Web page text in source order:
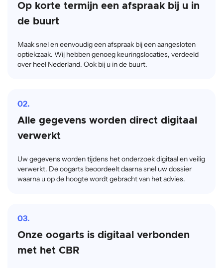
Op korte termijn een afspraak bij u in
de buurt
Maak snel en eenvoudig een afspraak bij een aangesloten
optiekzaak. Wij hebben genoeg keuringslocaties, verdeeld
over heel Nederland. Ook bij u in de buurt.
02.
Alle gegevens worden direct digitaal
verwerkt
Uw gegevens worden tijdens het onderzoek digitaal en veilig
verwerkt. De oogarts beoordeelt daarna snel uw dossier
waarna u op de hoogte wordt gebracht van het advies.
03.
Onze oogarts is digitaal verbonden
met het CBR